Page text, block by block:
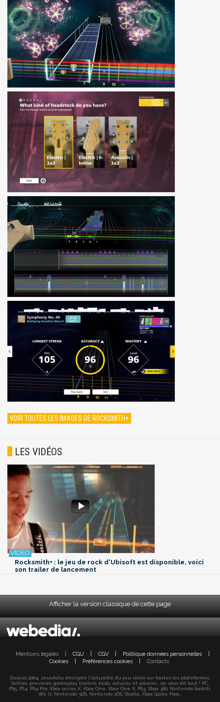
VOIR TOUTES LES IMAGES DE ROCKSMITH+
LES VIDÉOS
Rocksmith+ : le jeu de rock d'Ubisoft est disponible, voici
son trailer de lancement
Afficher la version classique de cette page
Mentions légales CGU CGV Politique données personnelles
Cookies
Préférences cookies Contacts
Depuis 2004, JeuxActu décrypte l'actualité du jeu vidéo sur toutes les plateformes.
Sorties, previews, gameplay, trailers, tests, astuces et soluces... on vous dit tout ! PC,
PS5, PS4, PS4 Pro, Xbox series X, Xbox One, Xbox One X, PS3, Xbox 360, Nintendo Switch,
Wii U, Nintendo 3DS, Nintendo 2DS, Stadia, Xbox Game Pass...